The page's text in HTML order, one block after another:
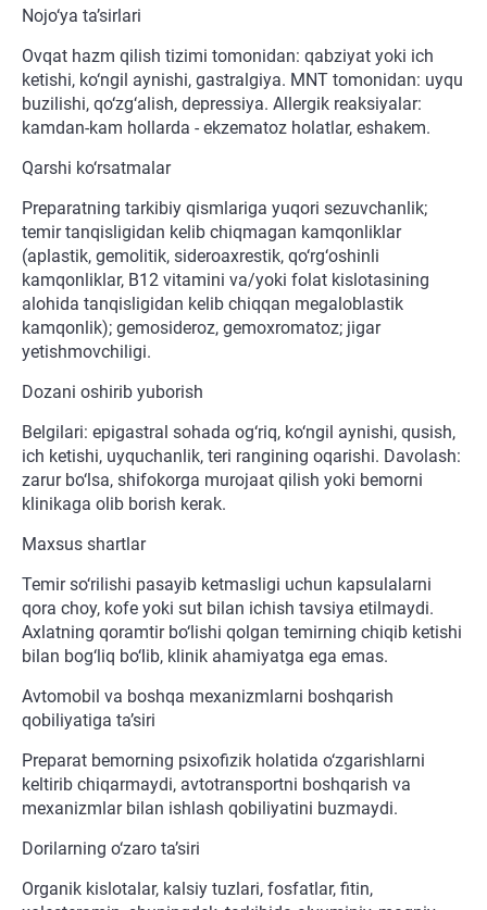
Nojo‘ya ta’sirlari
Ovqat hazm qilish tizimi tomonidan: qabziyat yoki ich
ketishi, ko‘ngil aynishi, gastralgiya. MNT tomonidan: uyqu
buzilishi, qo‘zg‘alish, depressiya. Allergik reaksiyalar:
kamdan-kam hollarda - ekzematoz holatlar, eshakem.
Qarshi ko‘rsatmalar
Preparatning tarkibiy qismlariga yuqori sezuvchanlik;
temir tanqisligidan kelib chiqmagan kamqonliklar
(aplastik, gemolitik, sideroaxrestik, qo‘rg‘oshinli
kamqonliklar, B12 vitamini va/yoki folat kislotasining
alohida tanqisligidan kelib chiqqan megaloblastik
kamqonlik); gemosideroz, gemoxromatoz; jigar
yetishmovchiligi.
Dozani oshirib yuborish
Belgilari: epigastral sohada og‘riq, ko‘ngil aynishi, qusish,
ich ketishi, uyquchanlik, teri rangining oqarishi. Davolash:
zarur bo‘lsa, shifokorga murojaat qilish yoki bemorni
klinikaga olib borish kerak.
Maxsus shartlar
Temir so‘rilishi pasayib ketmasligi uchun kapsulalarni
qora choy, kofe yoki sut bilan ichish tavsiya etilmaydi.
Axlatning qoramtir bo‘lishi qolgan temirning chiqib ketishi
bilan bog‘liq bo‘lib, klinik ahamiyatga ega emas.
Avtomobil va boshqa mexanizmlarni boshqarish
qobiliyatiga ta’siri
Preparat bemorning psixofizik holatida o‘zgarishlarni
keltirib chiqarmaydi, avtotransportni boshqarish va
mexanizmlar bilan ishlash qobiliyatini buzmaydi.
Dorilarning o‘zaro ta’siri
Organik kislotalar, kalsiy tuzlari, fosfatlar, fitin,